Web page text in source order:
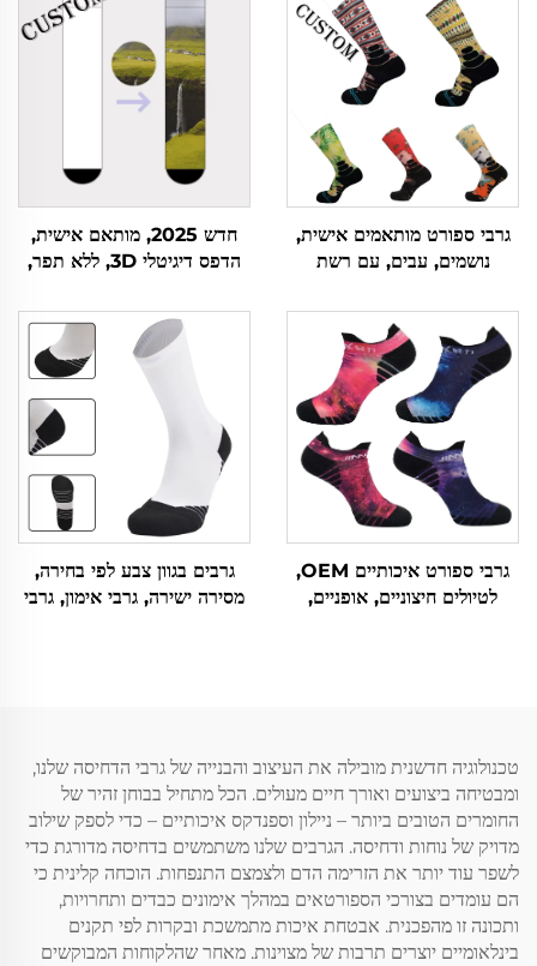
גרבי ספורט מותאמים אישית,
נושמים, עבים, עם רשת
חדש 2025, מותאם אישית,
הדפס דיגיטלי 3D, ללא תפר,
גרבי ספורט איכותיים OEM,
לטיולים חיצוניים, אופניים,
גרבים בגוון צבע לפי בחירה,
מסירה ישירה, גרבי אימון, גרבי
טכנולוגיה חדשנית מובילה את העיצוב והבנייה של גרבי הדחיסה שלנו,
ומבטיחה ביצועים ואורך חיים מעולים. הכל מתחיל בבוחן זהיר של
החומרים הטובים ביותר – ניילון וספנדקס איכותיים – כדי לספק שילוב
מדויק של נוחות ודחיסה. הגרבים שלנו משתמשים בדחיסה מדורגת כדי
לשפר עוד יותר את הזרימה הדם ולצמצם התנפחות. הוכחה קלינית כי
הם עומדים בצורכי הספורטאים במהלך אימונים כבדים ותחרויות,
ותכונה זו מהפכנית. אבטחת איכות מתמשכת ובקרות לפי תקנים
בינלאומיים יוצרים תרבות של מצוינות. מאחר שהלקוחות המבוקשים